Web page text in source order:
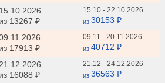
15.10.2026
из 13267 ₽
15.10 - 22.10.2026
из 30153 ₽
из 17913 ₽
09.11 - 20.11.2026
из 40712 ₽
21.12.2026
из 16088 ₽
21.12 - 24.12.2026
из 36563 ₽